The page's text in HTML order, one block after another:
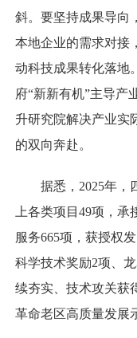
斜。要坚持成果导向
本地企业的需求对接
动科技成果转化落地
府“新新有机”主导产
升研究院解决产业实
的双向奔赴。
据悉，2025年，
上各类项目49项，
服务665项，获授权
科学技术奖励2项、
续夯实、技术攻关获
革命老区高质量发展